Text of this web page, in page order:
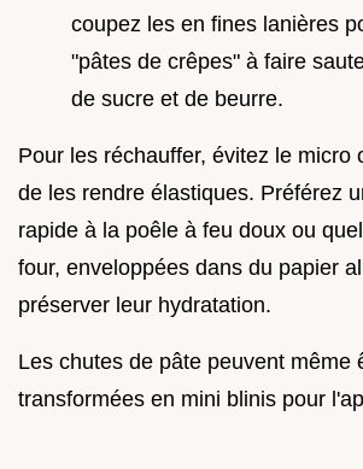
coupez les en fines lanières
"pâtes de crêpes" à faire
de sucre et de beurre.
Pour les réchauffer, évitez le micro
de les rendre élastiques. Préférez
rapide à la poêle à feu doux ou
four, enveloppées dans du papier
préserver leur hydratation.
Les chutes de pâte peuvent même
transformées en mini blinis pour